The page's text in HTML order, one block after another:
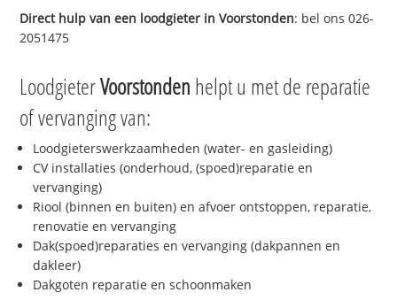
Direct hulp van een loodgieter inVoorstonden: bel ons 026-
2051475
LoodgieterVoorstonden helpt u met de reparatie
of vervanging van:
Loodgieterswerkzaamheden (water- en gasleiding)
CV installaties (onderhoud, (spoed)reparatie en
vervanging)
Riool (binnen en buiten) en afvoer ontstoppen, reparatie,
renovatie en vervanging
Dak(spoed)reparaties en vervanging (dakpannen en
dakleer)
Dakgoten reparatie en schoonmaken